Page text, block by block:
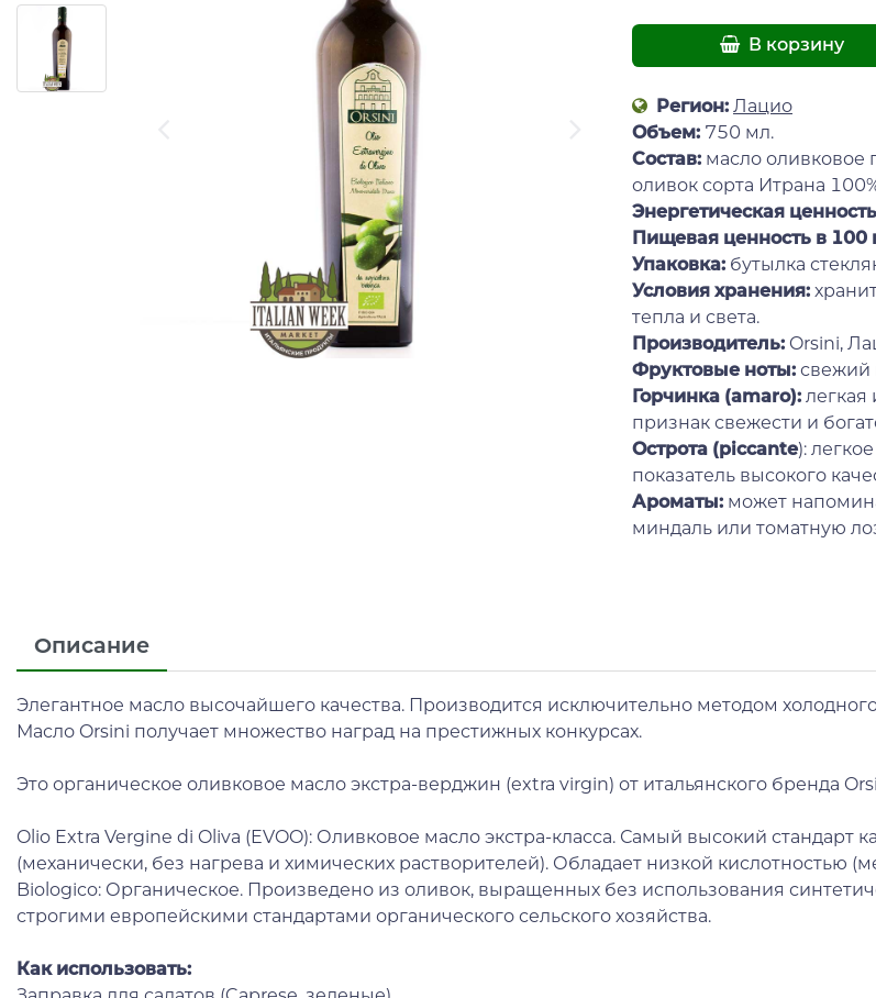
В корзину
Регион: Лацио
Объем: 750 мл.
Состав: масло оливковое
оливок сорта Итрана
Энергетическая
Пищевая ценность в 100
Упаковка: бутылка
Условия хранения:
тепла и света.
Производитель: Orsini,
Фруктовые ноты: свежий
Горчинка (amaro):
признак свежести и
Острота (piccante):
показатель высокого
Ароматы: может
миндаль или томатную
Описание
Элегантное масло высочайшего качества. Производится исключительно методом
Масло Orsini получает множество наград на престижных конкурсах.
Это органическое оливковое масло экстра-верджин (extra virgin) от итальянского бренда
Olio Extra Vergine di Oliva (EVOO): Оливковое масло экстра-класса. Самый высокий стандарт
(механически, без нагрева и химических растворителей). Обладает низкой кислотностью
Biologico: Органическое. Произведено из оливок, выращенных без использования
строгими европейскими стандартами органического сельского хозяйства.
Как использовать: